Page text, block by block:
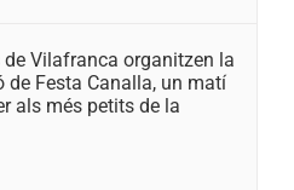
de Vilafranca organitzen la
de Festa Canalla, un matí
als més petits de la